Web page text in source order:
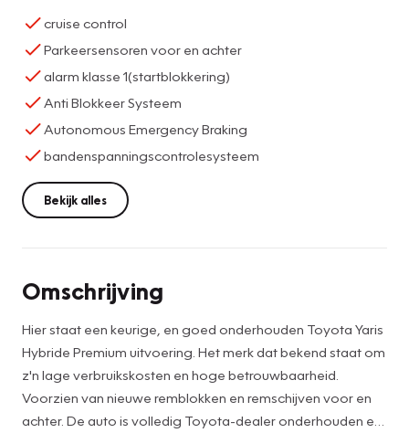
cruise control
Parkeersensoren voor en achter
alarm klasse 1(startblokkering)
Anti Blokkeer Systeem
Autonomous Emergency Braking
bandenspanningscontrolesysteem
Bekijk alles
Omschrijving
Hier staat een keurige, en goed onderhouden Toyota Yaris
Hybride Premium uitvoering. Het merk dat bekend staat om
z'n lage verbruikskosten en hoge betrouwbaarheid.
Voorzien van nieuwe remblokken en remschijven voor en
achter. De auto is volledig Toyota-dealer onderhouden en